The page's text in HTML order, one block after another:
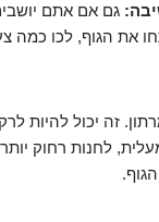
גם אם אתם
מתחו את הגוף, לכו
זה יכול להיות
לחנות רחוק